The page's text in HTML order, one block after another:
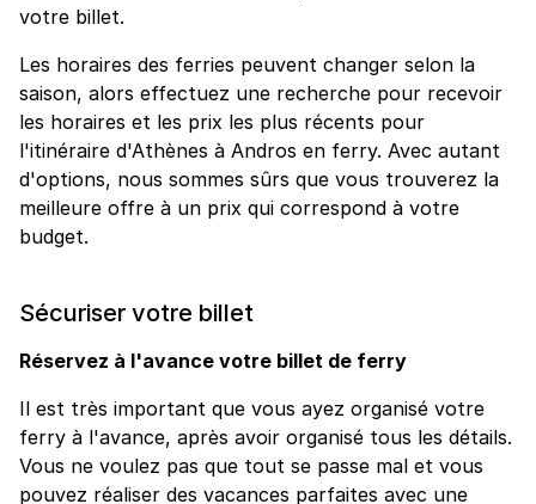
votre billet.
Les horaires des ferries peuvent changer selon la
saison, alors effectuez une recherche pour recevoir
les horaires et les prix les plus récents pour
l'itinéraire d'Athènes à Andros en ferry. Avec autant
d'options, nous sommes sûrs que vous trouverez la
meilleure offre à un prix qui correspond à votre
budget.
Sécuriser votre billet
Réservez à l'avance votre billet de ferry
Il est très important que vous ayez organisé votre
ferry à l'avance, après avoir organisé tous les détails.
Vous ne voulez pas que tout se passe mal et vous
pouvez réaliser des vacances parfaites avec une